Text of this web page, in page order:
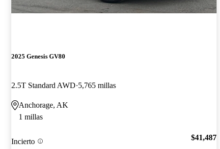
2025 Genesis GV80
2.5T Standard AWD 5,765 millas
Anchorage, AK
1 millas
Incierto $41,487